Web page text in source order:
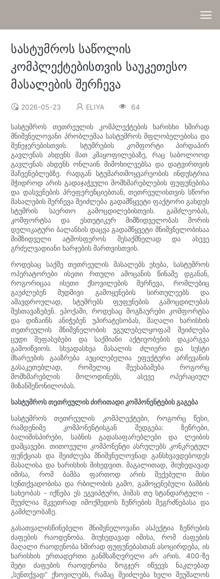
სასტუმროს საწოლის
კომპლექტებისთვის საუკეთესო
მასალების შერჩევა
2026-05-23 ELIYA 64
სასტუმროს თეთრეულის კომპლექტების ხარისხი ხშირად
მნიშვნელოვანი პრობლემაა სასტუმროს მფლობელებისა და
მენეჯერებისთვის. სტუმრების კომფორტი პირდაპირ
გავლენას ახდენს მათ კმაყოფილებაზე, რაც საბოლოოდ
გავლენას ახდენს ონლაინ მიმოხილვებსა და დატვირთვის
მაჩვენებლებზე. რადგან სტუმართმოყვარეობის ინდუსტრია
მჭიდროდ არის გადაჯაჭვული მომხმარებლების ფუფუნებისა
და დასვენების პრეფერენციებთან, თეთრეულისთვის სწორი
მასალების შერჩევა შეიძლება გადამწყვეტი ფაქტორი გახდეს
სტუმრის საერთო გამოცდილებისთვის. გამძლეობას,
კომფორტსა და ესთეტიკურ მიმზიდველობას შორის
დელიკატური ბალანსის დაცვა გადამწყვეტი მნიშვნელობისაა
მიმზიდველი ატმოსფეროს შესაქმნელად და ასევე
გრძელვადიანი ხარჯების მართვისთვის.
როდესაც საქმე თეთრეულის მასალებს ეხება, სასტუმროს
ოპერატორები ისეთი რთული ამოცანის წინაშე დგანან,
როგორიცაა ისეთი ქსოვილების შერჩევა, რომლებიც
გაუძლებენ მუდმივი გამოყენების სირთულეებს და
ამავდროულად, სტუმრებს ფუფუნების გამოცდილებას
შესთავაზებენ. ეპოქაში, როდესაც მოგზაურები კომფორტსა
და დიზაინს ანიჭებენ უპირატესობას, მაღალი ხარისხის
თეთრეულის მნიშვნელობის უგულებელყოფამ შეიძლება
ცუდი შეფასებები და საქმიანი აქტივობების დაკარგვა
გამოიწვიოს. სხვადასხვა მასალის ძლიერი და სუსტი
მხარეების გააზრება აუცილებელია ეფექტური არჩევანის
გასაკეთებლად, რომელიც შეესაბამება როგორც
მომხმარებლის მოლოდინებს, ასევე ოპერაციულ
მიზანშეწონილობას.
სასტუმროს თეთრეულის ძირითადი კომპონენტების გაგება
სასტუმროს თეთრეულის კომპლექტები, როგორც წესი,
რამდენიმე კომპონენტისგან შედგება: ზეწრები,
ბალიშისპირები, საბნის გადასაფარებლები და ლეიბის
დამცავები. თითოეული კომპონენტი ასრულებს კონკრეტულ
ფუნქციას და შეიძლება მნიშვნელოვნად განსხვავდებოდეს
მასალისა და ხარისხის მიხედვით. მაგალითად, მიუხედავად
იმისა, რომ ბამბა ფართოდ არის შექებული მისი
სუნთქვადობისა და რბილობის გამო, გამოყენებული ბამბის
სახეობას - იქნება ეს ეგვიპტური, პიმას თუ სტანდარტული -
შეუძლია მკვეთრად იმოქმედოს ზეწრების შეგრძნებასა და
გამძლეობაზე.
გასათვალისწინებელი მნიშვნელოვანი ასპექტია ზეწრების
ძაფების რაოდენობა. მიუხედავად იმისა, რომ ძაფების
მაღალი რაოდენობა ხშირად ფუფუნებასთან ასოცირდება, ის
ხარისხის ერთადერთი განმსაზღვრელი არ არის. 400-ზე
მეტი ძაფების რაოდენობა ზოგჯერ იწვევს ნაკლებად
„სუნთქვად“ ქსოვილებს, რამაც შეიძლება ხელი შეუშალოს